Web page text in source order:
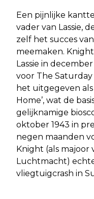
Een pijnlijke
vader van Lassie,
zelf het succes
meemaken.
Lassie in
voor The Saturday
het uitgegeven als
Home’, wat de
gelijknamige
oktober 1943 in
negen maanden
Knight (als majoor
Luchtmacht)
vliegtuigcrash in